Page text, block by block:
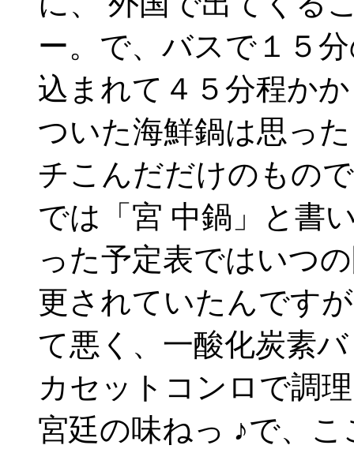
ー。で、バスで１５
込まれて４５分程か
ついた海鮮鍋は思っ
チこんだだけのもの
では「宮 中鍋」と書
った予定表ではいつ
更されていたんです
て悪く、一酸化炭素
カセットコンロで調
宮廷の味ねっ ♪で、